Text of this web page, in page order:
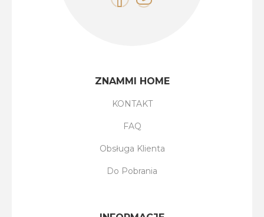
ZNAMMI HOME
KONTAKT
FAQ
Obsługa Klienta
Do Pobrania